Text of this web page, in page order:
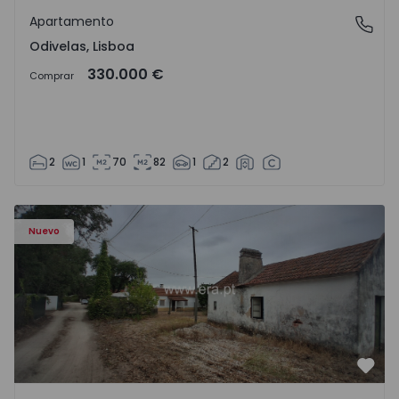
Odivelas, Lisboa
Apartamento
Odivelas, Lisboa
Comprar 330.000 €
2 1 70 82 1 2
Nuevo
Apartamento T3 Salvaterra de Magos, Marinhais -